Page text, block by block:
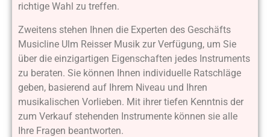
richtige Wahl zu treffen.
Zweitens stehen Ihnen die Experten des Geschäfts
Musicline Ulm Reisser Musik zur Verfügung, um Sie
über die einzigartigen Eigenschaften jedes Instruments
zu beraten. Sie können Ihnen individuelle Ratschläge
geben, basierend auf Ihrem Niveau und Ihren
musikalischen Vorlieben. Mit ihrer tiefen Kenntnis der
zum Verkauf stehenden Instrumente können sie alle
Ihre Fragen beantworten.